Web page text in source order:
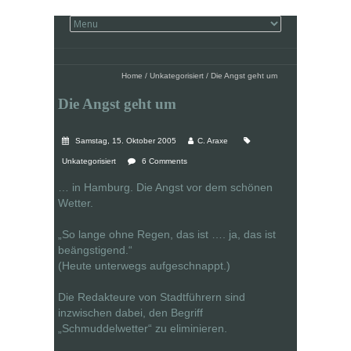
Home / Unkategorisiert / Die Angst geht um
Die Angst geht um
Samstag, 15. Oktober 2005 C. Araxe
Unkategorisiert 6 Comments
… in Hamburg. Die Angst vor dem schönen
Wetter.
„So lange ohne Regen, das ist …. ja, das ist
beängstigend.“
(Heute unterwegs aufgeschnappt.)
Die Redakteure von Stadtführern sind
inzwischen dabei, den Begriff
„Schmuddelwetter“ zu eliminieren.